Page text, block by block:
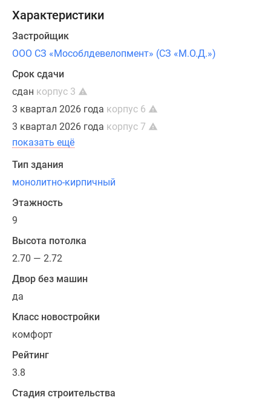
Характеристики
Застройщик
ООО СЗ «Мособлдевелопмент» (СЗ «М.О.Д.»)
Срок сдачи
сдан корпус 3
3 квартал 2026 года корпус 6
3 квартал 2026 года корпус 7
показать ещё
Тип здания
монолитно-кирпичный
Этажность
9
Высота потолка
2.70 — 2.72
Двор без машин
да
Класс новостройки
комфорт
Рейтинг
3.8
Стадия строительства